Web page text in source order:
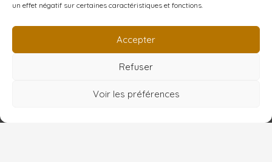
un effet négatif sur certaines caractéristiques et fonctions.
Accepter
Refuser
Voir les préférences
Création YPCOMwww.ypcom.fr